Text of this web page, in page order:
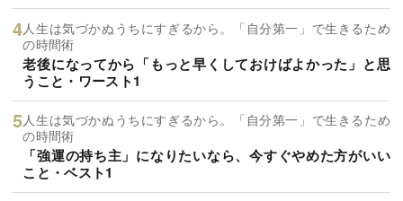
人生は気づかぬうちにすぎるから。「自分第一」で生きるため
の時間術
老後になってから「もっと早くしておけばよかった」と思
うこと・ワースト1
人生は気づかぬうちにすぎるから。「自分第一」で生きるため
の時間術
「強運の持ち主」になりたいなら、今すぐやめた方がいい
こと・ベスト1